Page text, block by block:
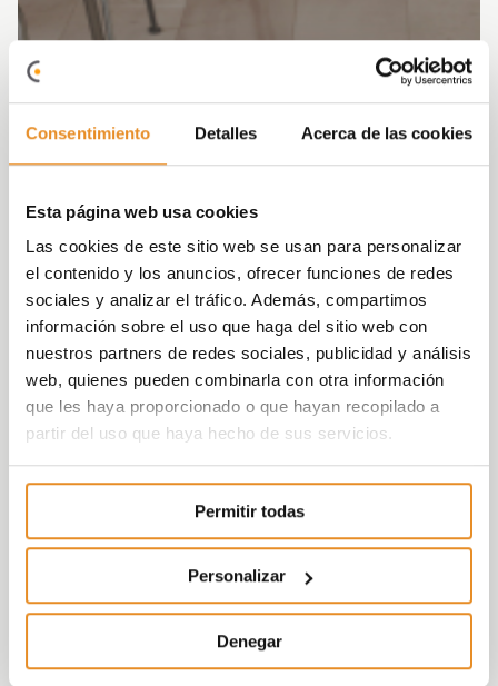
Consentimiento Detalles Acerca de las cookies
Esta página web usa cookies
Las cookies de este sitio web se usan para personalizar
el contenido y los anuncios, ofrecer funciones de redes
sociales y analizar el tráfico. Además, compartimos
información sobre el uso que haga del sitio web con
nuestros partners de redes sociales, publicidad y análisis
web, quienes pueden combinarla con otra información
que les haya proporcionado o que hayan recopilado a
partir del uso que haya hecho de sus servicios.
Permitir todas
Personalizar
Denegar